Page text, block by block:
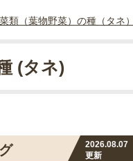
類（葉物野菜）の種（タネ
(タネ)
2026.08.07
更新